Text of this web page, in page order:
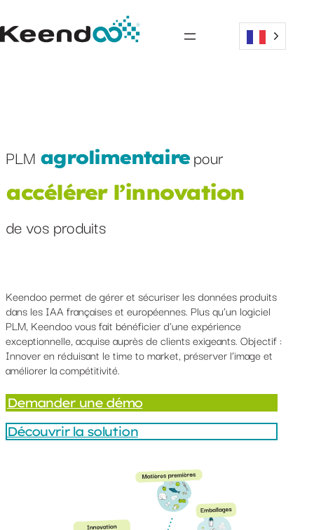
PLM agrolimentairepour
accélérer l’innovation
de vos produits
Keendoo permet de gérer et sécuriser les données produits
dans les IAA françaises et européennes. Plus qu’un logiciel
PLM, Keendoo vous fait bénéficier d’une expérience
exceptionnelle, acquise auprès de clients exigeants. Objectif :
Innover en réduisant le time to market, préserver l’image et
améliorer la compétitivité.
Demander une démo
Découvrir la solution